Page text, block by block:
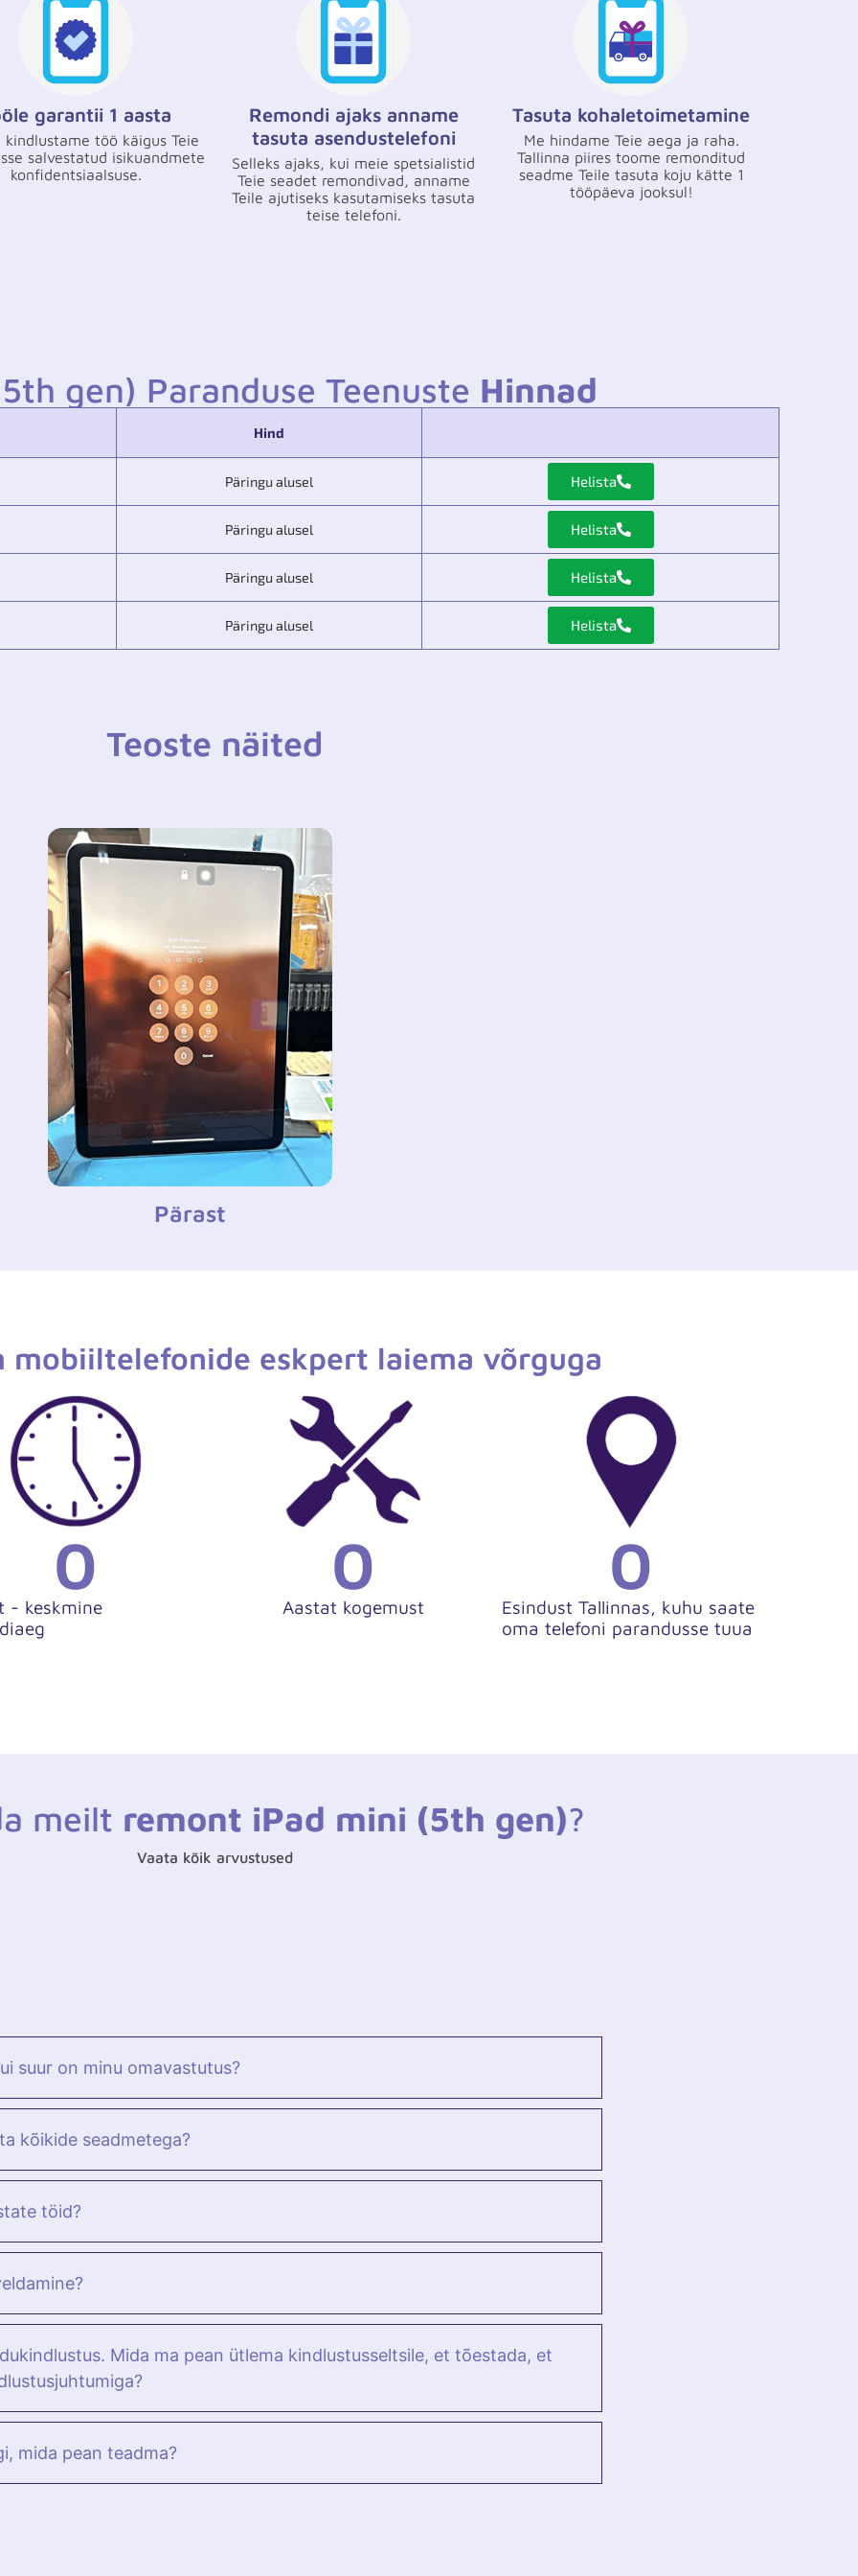
garantii 1 aasta
kindlustame töö käigus Teie
salvestatud isikuandmete
konfidentsiaalsuse.
Remondi ajaks anname
tasuta asendustelefoni
Selleks ajaks, kui meie spetsialistid
Teie seadet remondivad, anname
Teile ajutiseks kasutamiseks tasuta
teise telefoni.
Tasuta kohaletoimetamine
Me hindame Teie aega ja raha.
Tallinna piires toome remonditud
seadme Teile tasuta koju kätte 1
tööpäeva jooksul!
gen) Paranduse Teenuste Hinnad
Hind
Päringu alusel Helista
Päringu alusel Helista
Päringu alusel Helista
Päringu alusel Helista
Teoste näited
Pärast
mobiiltelefonide eskpert laiema võrguga
- keskmine
0
Aastat kogemust
0
Esindust Tallinnas, kuhu saate
oma telefoni parandusse tuua
0
meilt remont iPad mini (5th gen)?
Vaata kõik arvustused
suur on minu omavastutus?
kõikide seadmetega?
töid?
Mida ma pean ütlema kindlustusseltsile, et tõestada, et
mida pean teadma?